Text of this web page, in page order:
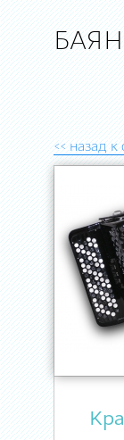
<< назад к